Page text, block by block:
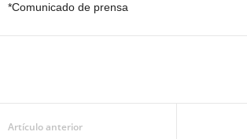
*Comunicado de prensa
Artículo anterior